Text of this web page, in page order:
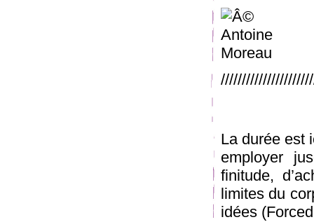
La durée est
employer
finitude,
limites du
idées